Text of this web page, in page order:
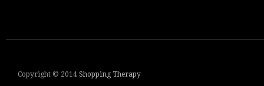
Copyright © 2014 Shopping Therapy